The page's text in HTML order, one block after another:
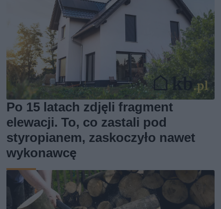
Po 15 latach zdjęli fragment
elewacji. To, co zastali pod
styropianem, zaskoczyło nawet
wykonawcę